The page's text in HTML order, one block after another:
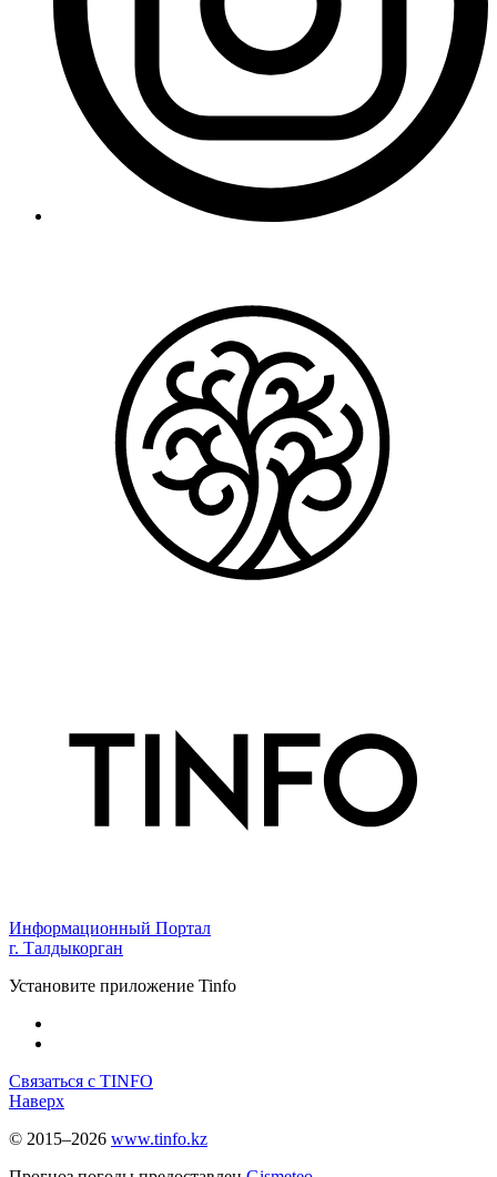
Информационный Портал
г. Талдыкорган
Установите приложение Tinfo
Связаться с TINFO
Наверх
© 2015–2026 www.tinfo.kz